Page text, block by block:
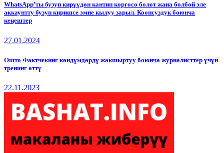
WhatsApp’ты бузуп кирүүдөн кантип коргосо болот жана болбой эле
аккаунтту бузуп киришсе эмне кылуу зарыл. Коопсуздук боюнча
кеңештер
27.01.2024
Ошто Фактчекинг көндүмдөрдү жакшыртуу боюнча журналисттер үчүн
тренинг өттү
22.11.2023